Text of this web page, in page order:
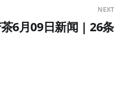
NEXT
6月09日新闻 | 26条